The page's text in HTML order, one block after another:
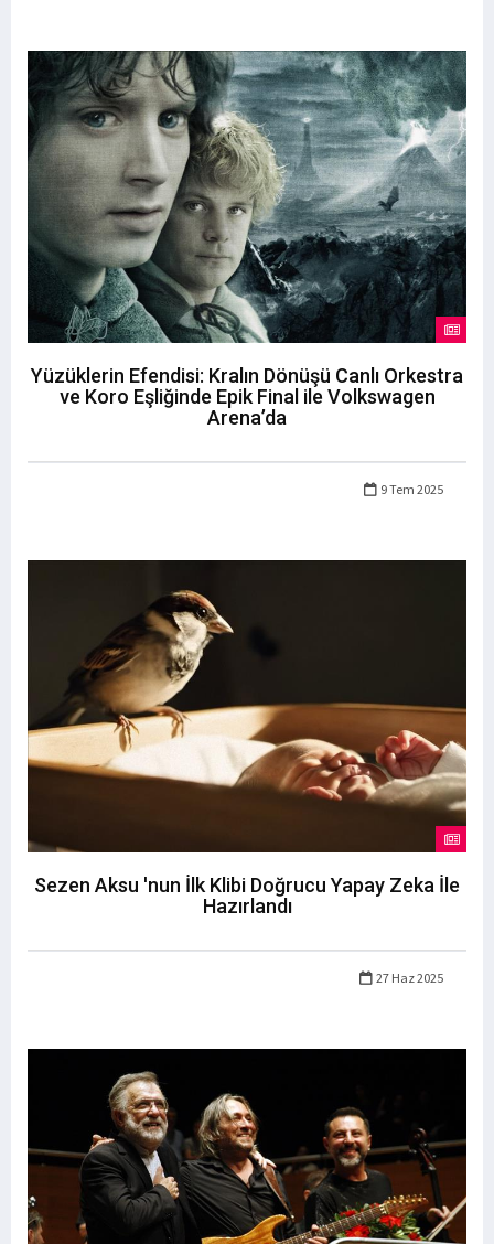
Yüzüklerin Efendisi: Kralın Dönüşü Canlı Orkestra
ve Koro Eşliğinde Epik Final ile Volkswagen
Arena’da
9 Tem 2025
Sezen Aksu 'nun İlk Klibi Doğrucu Yapay Zeka İle
Hazırlandı
27 Haz 2025